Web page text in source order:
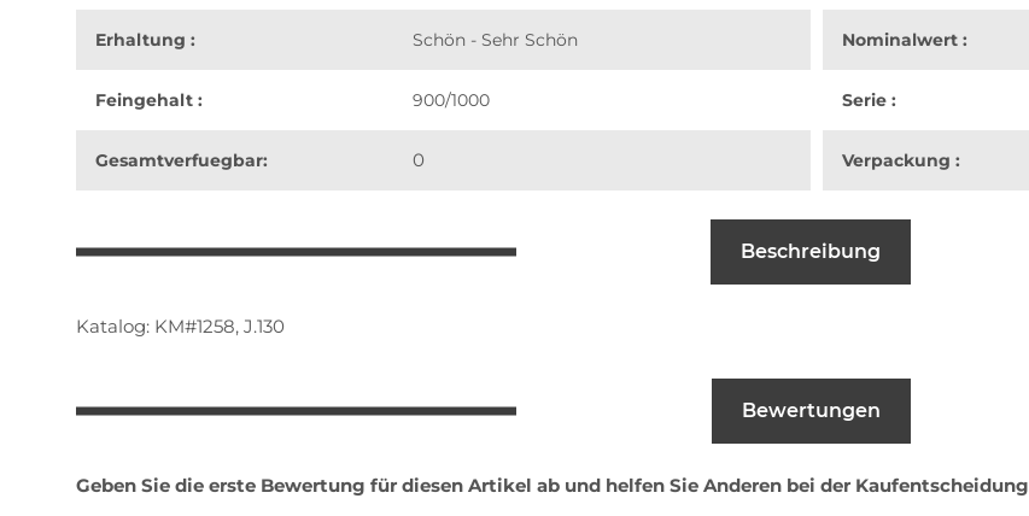
Erhaltung : Schön - Sehr Schön
Feingehalt : 900/1000
Gesamtverfuegbar: 0
Nominalwert :
Serie :
Verpackung :
Beschreibung
Katalog: KM#1258, J.130
Bewertungen
Geben Sie die erste Bewertung für diesen Artikel ab und helfen Sie Anderen bei der Kaufentscheidung